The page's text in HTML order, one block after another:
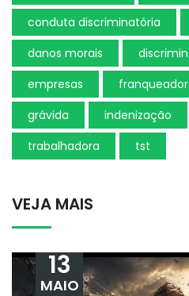
conduta discriminatória
danos morais
empresas
grávida
indenização
trabalhadora
tst
VEJA MAIS
13
MAIO